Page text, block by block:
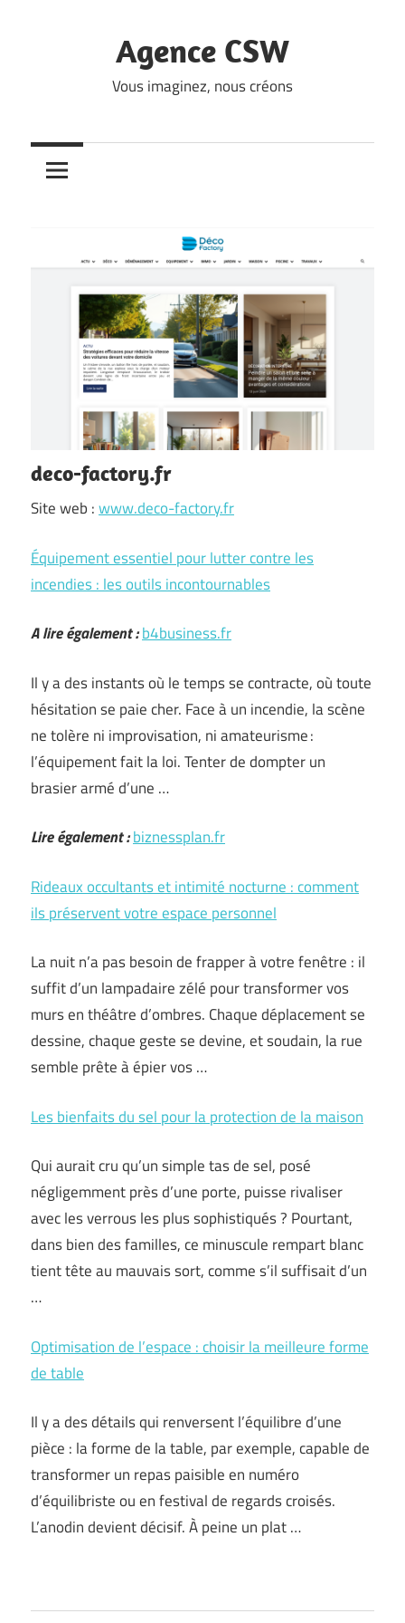
Agence CSW
Vous imaginez, nous créons
deco-factory.fr
Site web :www.deco-factory.fr
Équipement essentiel pour lutter contre les
incendies : les outils incontournables
A lire également :b4business.fr
Il y a des instants où le temps se contracte, où toute
hésitation se paie cher. Face à un incendie, la scène
ne tolère ni improvisation, ni amateurisme :
l’équipement fait la loi. Tenter de dompter un
brasier armé d’une …
Lire également :biznessplan.fr
Rideaux occultants et intimité nocturne : comment
ils préservent votre espace personnel
La nuit n’a pas besoin de frapper à votre fenêtre : il
suffit d’un lampadaire zélé pour transformer vos
murs en théâtre d’ombres. Chaque déplacement se
dessine, chaque geste se devine, et soudain, la rue
semble prête à épier vos …
Les bienfaits du sel pour la protection de la maison
Qui aurait cru qu’un simple tas de sel, posé
négligemment près d’une porte, puisse rivaliser
avec les verrous les plus sophistiqués ? Pourtant,
dans bien des familles, ce minuscule rempart blanc
tient tête au mauvais sort, comme s’il suffisait d’un
…
Optimisation de l’espace : choisir la meilleure forme
de table
Il y a des détails qui renversent l’équilibre d’une
pièce : la forme de la table, par exemple, capable de
transformer un repas paisible en numéro
d’équilibriste ou en festival de regards croisés.
L’anodin devient décisif. À peine un plat …